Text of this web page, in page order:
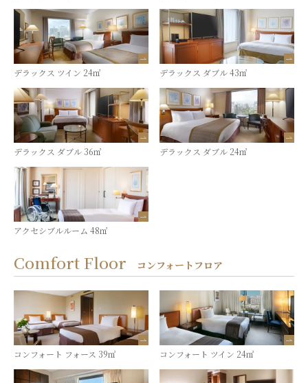
デラックス ツイン 24㎡ デラックス ダブル 43㎡
デラックス ダブル 36㎡ デラックス ダブル 24㎡
アクセシブルルーム 48㎡
Comfort Floor コンフォートフロア
コンフォート フォース 39㎡ コンフォート ツイン 24㎡